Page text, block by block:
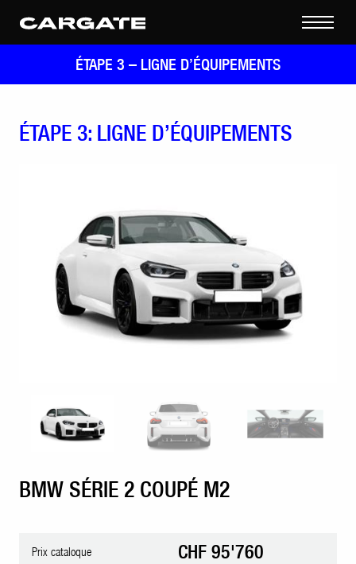
ÉTAPE 3 – LIGNE D’ÉQUIPEMENTS
ÉTAPE 3: LIGNE D’ÉQUIPEMENTS
BMW SÉRIE 2 COUPÉ M2
Prix cataloque CHF 95'760